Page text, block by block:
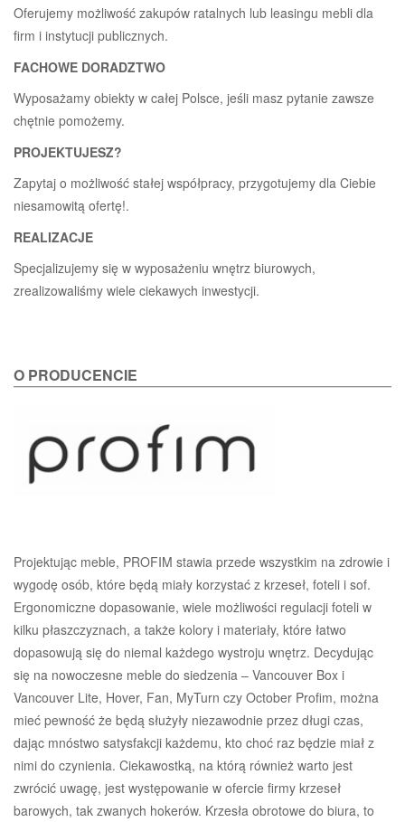
Oferujemy możliwość zakupów ratalnych lub leasingu mebli dla
firm i instytucji publicznych.
FACHOWE DORADZTWO
Wyposażamy obiekty w całej Polsce, jeśli masz pytanie zawsze
chętnie pomożemy.
PROJEKTUJESZ?
Zapytaj o możliwość stałej współpracy, przygotujemy dla Ciebie
niesamowitą ofertę!.
REALIZACJE
Specjalizujemy się w wyposażeniu wnętrz biurowych,
zrealizowaliśmy wiele ciekawych inwestycji.
O PRODUCENCIE
Projektując meble, PROFIM stawia przede wszystkim na zdrowie i
wygodę osób, które będą miały korzystać z krzeseł, foteli i sof.
Ergonomiczne dopasowanie, wiele możliwości regulacji foteli w
kilku płaszczyznach, a także kolory i materiały, które łatwo
dopasowują się do niemal każdego wystroju wnętrz. Decydując
się na nowoczesne meble do siedzenia – Vancouver Box i
Vancouver Lite, Hover, Fan, MyTurn czy October Profim, można
mieć pewność że będą służyły niezawodnie przez długi czas,
dając mnóstwo satysfakcji każdemu, kto choć raz będzie miał z
nimi do czynienia. Ciekawostką, na którą również warto jest
zwrócić uwagę, jest występowanie w ofercie firmy krzeseł
barowych, tak zwanych hokerów. Krzesła obrotowe do biura, to